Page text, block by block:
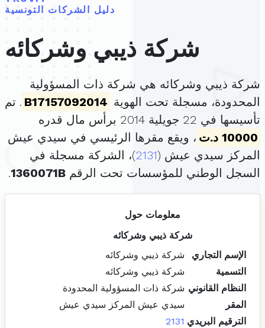
دليل الشركات التونسية
شركة ذيبي وشركائه
شركة ذيبي وشركائه هي شركة ذات المسؤولية
المحدودة، مسجلة تحت الهوية B17157092014 . تم
تأسيسها في 22 جويلية 2014 برأس مال قدره
10000 د.ت
، ويقع مقرها الرئيسي في سيدي عيش
المركز سيدي عيش (2131)، الشركة مسجلة في
السجل الوطني للمؤسسات تحت الرقم 1360071B
.
معلومات حول
شركة ذيبي وشركائه
الإسم التجاري
شركة ذيبي وشركائه
التسمية
شركة ذيبي وشركائه
النظام القانوني شركة ذات المسؤولية المحدودة
المقر
سيدي عيش المركز سيدي عيش
الترقيم البريدي 2131